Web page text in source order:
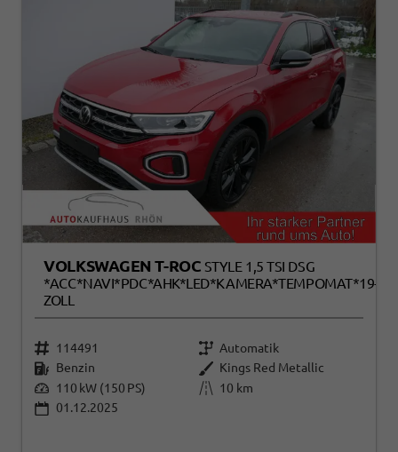
VOLKSWAGEN T-ROC STYLE 1,5 TSI DSG
*ACC*NAVI*PDC*AHK*LED*KAMERA*TEMPOMAT*19-
ZOLL
114491
Automatik
Benzin
Kings Red Metallic
110 kW (150 PS)
10 km
01.12.2025